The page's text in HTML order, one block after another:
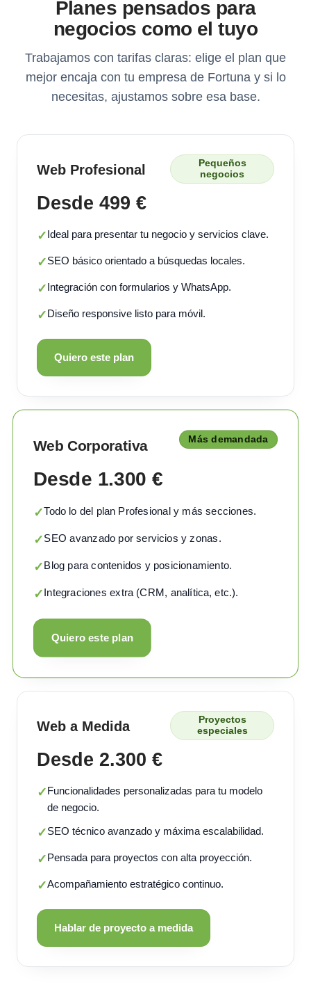
Planes pensados para
negocios como el tuyo
Trabajamos con tarifas claras: elige el plan que
mejor encaja con tu empresa de Fortuna y si lo
necesitas, ajustamos sobre esa base.
Web Profesional
Pequeños
negocios
Desde 499 €
✓Ideal para presentar tu negocio y servicios clave.
✓SEO básico orientado a búsquedas locales.
✓Integración con formularios y WhatsApp.
✓Diseño responsive listo para móvil.
Quiero este plan
Web Corporativa Más demandada
Desde 1.300 €
✓Todo lo del plan Profesional y más secciones.
✓SEO avanzado por servicios y zonas.
✓Blog para contenidos y posicionamiento.
✓Integraciones extra (CRM, analítica, etc.).
Quiero este plan
Web a Medida
Proyectos
especiales
Desde 2.300 €
✓Funcionalidades personalizadas para tu modelo
de negocio.
✓SEO técnico avanzado y máxima escalabilidad.
✓Pensada para proyectos con alta proyección.
✓Acompañamiento estratégico continuo.
Hablar de proyecto a medida